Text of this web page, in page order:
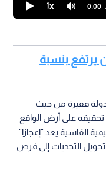
1x 0:00
يرتفع بنسبة
دولة فقيرة من حيث
تحقيقه على أرض الواقع
القاسية يعد "إعجازا"
التحديات إلى فرص